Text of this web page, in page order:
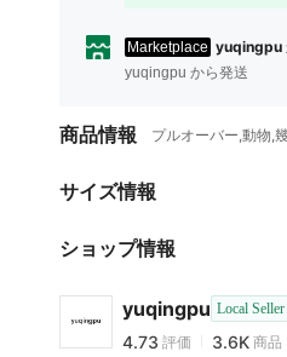
Marketplace yuqingpu
yuqingpu から発送
商品情報 プルオーバー,動物,
サイズ情報
ショップ情報
yuqingpu Local Seller
4.73
4.73
3.6K
4.73 評価 3.6K 商品